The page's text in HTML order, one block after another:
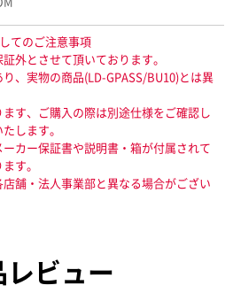
てのご注意事項
外とさせて頂いております。
、実物の商品(LD-GPASS/BU10)とは異
す、ご購入の際は別途仕様をご確認し
します。
カー保証書や説明書・箱が付属されて
す。
舗・法人事業部と異なる場合がござい
ビュー